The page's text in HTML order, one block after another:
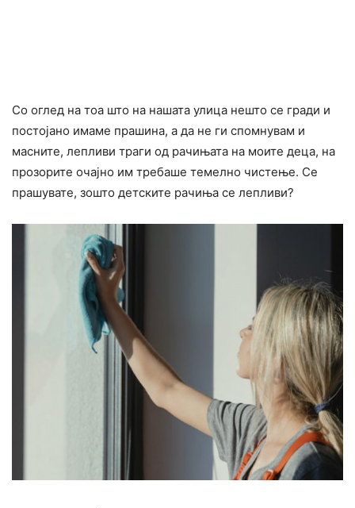
Со оглед на тоа што на нашата улица нешто се гради и
постојано имаме прашина, а да не ги спомнувам и
масните, лепливи траги од рачињата на моите деца, на
прозорите очајно им требаше темелно чистење. Се
прашувате, зошто детските рачиња се лепливи?